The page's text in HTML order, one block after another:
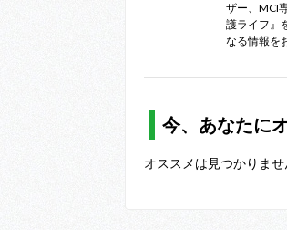
ザー、MCI
護ライフ』
なる情報を
今、あなたに
オススメは見つかりませ